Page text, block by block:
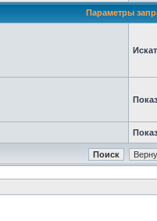
Параметры